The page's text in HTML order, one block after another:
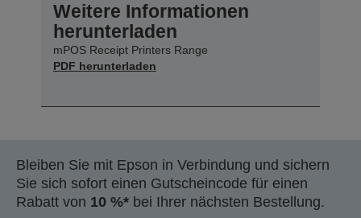
Weitere Informationen
herunterladen
mPOS Receipt Printers Range
PDF herunterladen
Bleiben Sie mit Epson in Verbindung und sichern
Sie sich sofort einen Gutscheincode für einen
Rabatt von 10 %* bei Ihrer nächsten Bestellung.